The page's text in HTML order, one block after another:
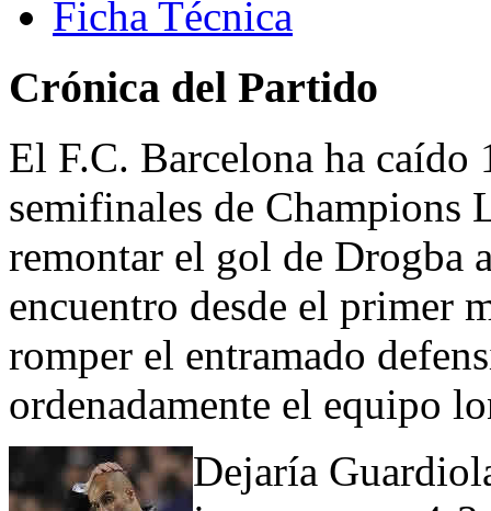
Ficha Técnica
Crónica del Partido
El F.C. Barcelona ha caído
semifinales de Champions
remontar el gol de Drogba
encuentro desde el primer
romper el entramado
ordenadamente el equipo
Dejaría